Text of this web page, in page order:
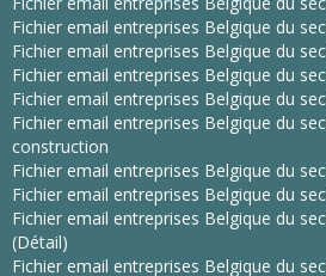
Fichier email entreprises Belgique du
Fichier email entreprises Belgique du
Fichier email entreprises Belgique du
Fichier email entreprises Belgique du
Fichier email entreprises Belgique du
construction
Fichier email entreprises Belgique du
Fichier email entreprises Belgique du
Fichier email entreprises Belgique du
(Détail)
Fichier email entreprises Belgique du